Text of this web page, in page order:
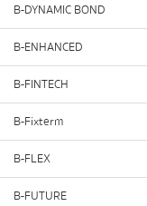
B-DYNAMIC BOND
B-ENHANCED
B-FINTECH
B-Fixterm
B-FLEX
B-FUTURE